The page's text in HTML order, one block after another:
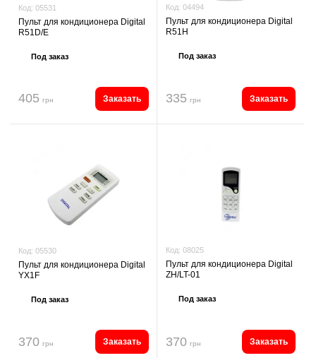
Код: 05531
Пульт для кондиционера Digital
R51D/E
Под заказ
405 грн Заказать
Код: 04494
Пульт для кондиционера Digital
R51H
Под заказ
335 грн Заказать
Код: 05530
Пульт для кондиционера Digital
YX1F
Под заказ
370 грн Заказать
Код: 08025
Пульт для кондиционера Digital
ZH/LT-01
Под заказ
370 грн Заказать